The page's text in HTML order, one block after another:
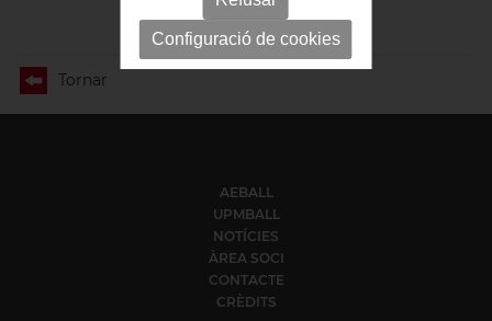
Tornar
AEBALL
UPMBALL
NOTÍCIES
ÀREA SOCI
CONTACTE
CRÈDITS
Configuració de cookies